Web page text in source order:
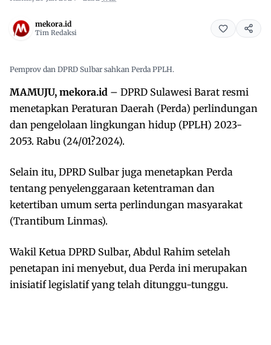
mekora.id
Tim Redaksi
Pemprov dan DPRD Sulbar sahkan Perda PPLH.
MAMUJU, mekora.id – DPRD Sulawesi Barat resmi
menetapkan Peraturan Daerah (Perda) perlindungan
dan pengelolaan lingkungan hidup (PPLH) 2023-
2053. Rabu (24/01?2024).
Selain itu, DPRD Sulbar juga menetapkan Perda
tentang penyelenggaraan ketentraman dan
ketertiban umum serta perlindungan masyarakat
(Trantibum Linmas).
Wakil Ketua DPRD Sulbar, Abdul Rahim setelah
penetapan ini menyebut, dua Perda ini merupakan
inisiatif legislatif yang telah ditunggu-tunggu.